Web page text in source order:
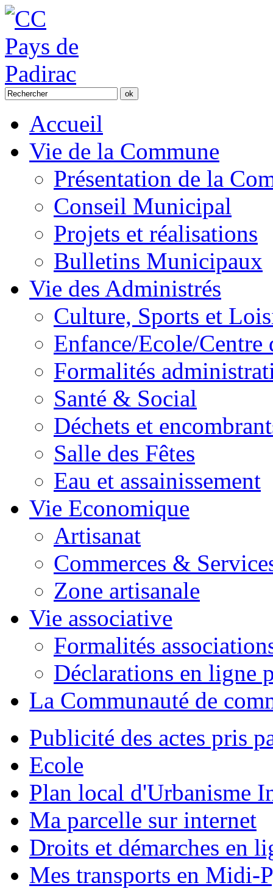
Accueil
Vie de la Commune
Présentation de la
Conseil Municipal
Projets et réalisations
Bulletins Municipaux
Vie des Administrés
Culture, Sports et
Enfance/Ecole/Centre
Formalités
Santé & Social
Déchets et
Salle des Fêtes
Eau et assainissement
Vie Economique
Artisanat
Commerces &
Zone artisanale
Vie associative
Formalités
Déclarations en ligne
La Communauté de
Publicité des actes pris
Ecole
Plan local d'Urbanisme
Ma parcelle sur internet
Droits et démarches en
Mes transports en Midi-